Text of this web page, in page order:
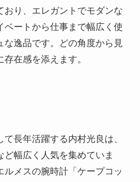
おり、エレガントでモダンな
ベートから仕事まで幅広く使
な逸品です。どの角度から見
在感を添えます。
長年活躍する内村光良は、
ど幅広く人気を集めていま
ルメスの腕時計「ケープコッ